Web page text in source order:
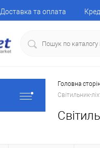
Доставка та оплата
Головна
Світильник-